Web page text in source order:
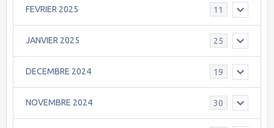
FEVRIER 2025 11
JANVIER 2025 25
DECEMBRE 2024 19
NOVEMBRE 2024 30